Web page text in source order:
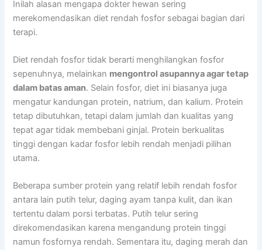
Inilah alasan mengapa dokter hewan sering
merekomendasikan diet rendah fosfor sebagai bagian dari
terapi.
Diet rendah fosfor tidak berarti menghilangkan fosfor
sepenuhnya, melainkan mengontrol asupannya agar tetap
dalam batas aman. Selain fosfor, diet ini biasanya juga
mengatur kandungan protein, natrium, dan kalium. Protein
tetap dibutuhkan, tetapi dalam jumlah dan kualitas yang
tepat agar tidak membebani ginjal. Protein berkualitas
tinggi dengan kadar fosfor lebih rendah menjadi pilihan
utama.
Beberapa sumber protein yang relatif lebih rendah fosfor
antara lain putih telur, daging ayam tanpa kulit, dan ikan
tertentu dalam porsi terbatas. Putih telur sering
direkomendasikan karena mengandung protein tinggi
namun fosfornya rendah. Sementara itu, daging merah dan